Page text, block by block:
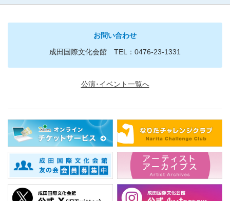
お問い合わせ
成田国際文化会館 TEL：0476-23-1331
公演･イベント一覧へ